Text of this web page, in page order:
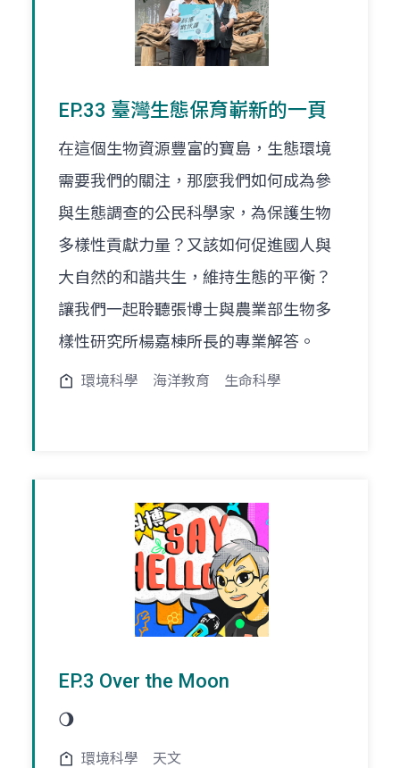
EP.33 臺灣生態保育嶄新的一頁
在這個生物資源豐富的寶島，生態環境
需要我們的關注，那麼我們如何成為參
與生態調查的公民科學家，為保護生物
多樣性貢獻力量？又該如何促進國人與
大自然的和諧共生，維持生態的平衡？
讓我們一起聆聽張博士與農業部生物多
樣性研究所楊嘉棟所長的專業解答。
環境科學 海洋教育 生命科學
EP.3 Over the Moon
🌖
環境科學 天文